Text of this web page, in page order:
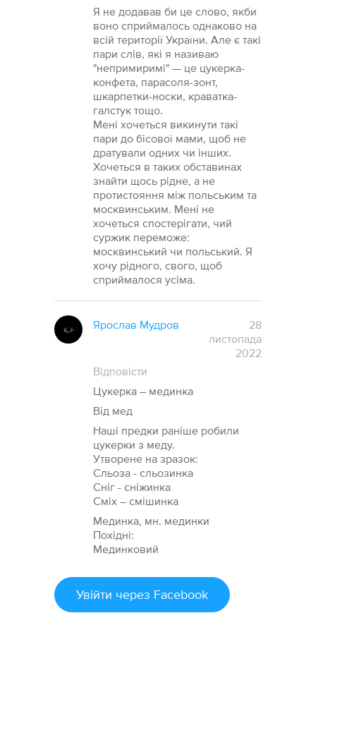
Я не додавав би це слово, якби
воно сприймалось однаково на
всій території України. Але є такі
пари слів, які я називаю
"непримиримі" — це цукерка-
конфета, парасоля-зонт,
шкарпетки-носки, краватка-
галстук тощо.
Мені хочеться викинути такі
пари до бісової мами, щоб не
дратували одних чи інших.
Хочеться в таких обставинах
знайти щось рідне, а не
протистояння між польським та
москвинським. Мені не
хочеться спостерігати, чий
суржик переможе:
москвинський чи польський. Я
хочу рідного, свого, щоб
сприймалося усіма.
Ярослав Мудров
28
листопада
2022
Відповісти
Цукерка – мединка
Від мед
Наші предки раніше робили
цукерки з меду.
Утворене на зразок:
Сльоза - сльозинка
Сніг - сніжинка
Сміх – смішинка
Мединка, мн. мединки
Похідні:
Мединковий
Увійти через Facebook